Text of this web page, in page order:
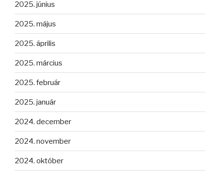
2025. június
2025. május
2025. április
2025. március
2025. február
2025. január
2024. december
2024. november
2024. október